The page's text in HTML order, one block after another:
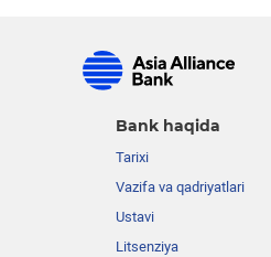
Bank haqida
Tarixi
Vazifa va qadriyatlari
Ustavi
Litsenziya